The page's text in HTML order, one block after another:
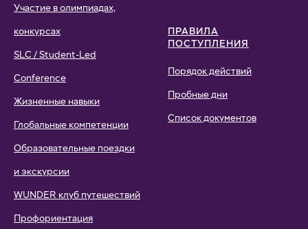
Участие в олимпиадах,
конкурсах
SLC / Student-Led
Conference
Жизненные навыки
Глобальные компетенции
Образовательные поездки
и экскурсии
WUNDER клуб путешествий
Профориентация
ПРАВИЛА
ПОСТУПЛЕНИЯ
Порядок действий
Пробные дни
Список документов